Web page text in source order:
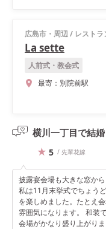
広島市・周辺/ レストラ
La sette
人前式・教会式
最寄： 別院前駅
横川一丁目で結
5 / 先輩花嫁
披露宴会場も大きな窓か
私は11月末挙式でちょう
を楽しめました。たとえ
雰囲気になります。 和装
会場がかなり盛り上がりま